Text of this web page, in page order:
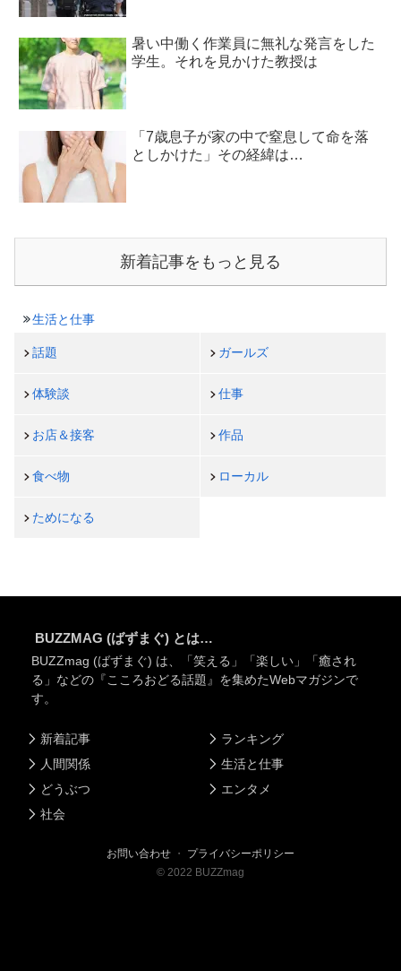
暑い中働く作業員に無礼な発言をした
学生。それを見かけた教授は
「7歳息子が家の中で窒息して命を落
としかけた」その経緯は…
新着記事をもっと見る
生活と仕事
話題 ガールズ
体験談 仕事
お店＆接客 作品
食べ物 ローカル
ためになる
BUZZMAG (ばずまぐ) とは…
BUZZmag (ばずまぐ) は、「笑える」「楽しい」「癒され
る」などの『こころおどる話題』を集めたWebマガジンで
す。
新着記事
人間関係
どうぶつ
社会
ランキング
生活と仕事
エンタメ
お問い合わせ ・ プライバシーポリシー
© 2022 BUZZmag